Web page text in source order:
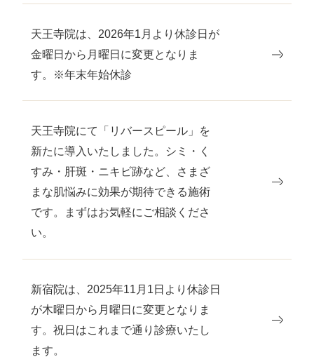
天王寺院は、2026年1月より休診日が
金曜日から月曜日に変更となりま
す。※年末年始休診
天王寺院にて「リバースピール」を
新たに導入いたしました。シミ・く
すみ・肝斑・ニキビ跡など、さまざ
まな肌悩みに効果が期待できる施術
です。まずはお気軽にご相談くださ
い。
新宿院は、2025年11月1日より休診日
が木曜日から月曜日に変更となりま
す。祝日はこれまで通り診療いたし
ます。